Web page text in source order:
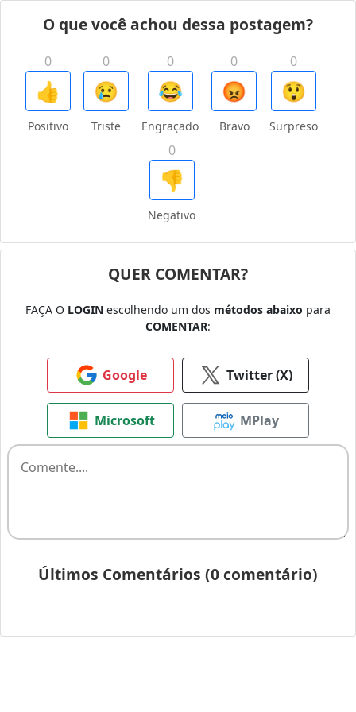
O que você achou dessa postagem?
0
👍
Positivo
0
😢
Triste
0
😂
Engraçado
0
😡
Bravo
0
😲
Surpreso
0
👎
Negativo
QUER COMENTAR?
FAÇA O LOGIN escolhendo um dos métodos abaixo para
COMENTAR:
Google Twitter (X)
Microsoft MPlay
Últimos Comentários (0 comentário)